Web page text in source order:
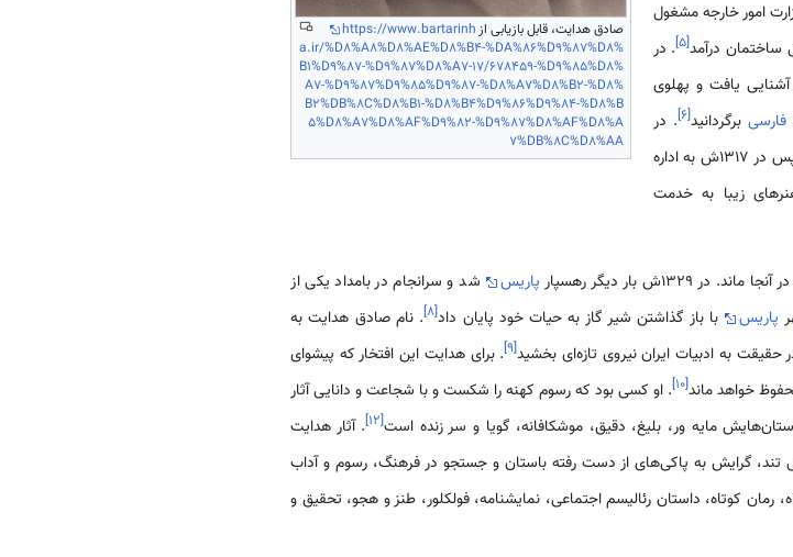
صادق هدایت، قابل بازیابی ازhttps://www.bartarinh
a.ir/%D8%A8%D8%AE%D8%B4-%DA%86%D9%87%D8%
B1%D9%87-%D9%87%D8%A7-17/678459-%D9%85%D8%
A7-%D9%87%D9%85%D9%87-%D8%A7%D8%B2-%D8%
B2%DB%8C%D8%B1-%D8%B4%D9%86%D9%84-%D8%B
5%D8%A7%D8%AF%D9%82-%D9%87%D8%AF%D8%A
7%DB%8C%D8%AA
امور خارجه مشغول
ساختمان درآمد[۵]. در
یافت و پهلوی
فارسیبرگردانید[۶]. در
بازگشت و بار دیگر وارد خدمت بانک ملی شد. سپس در 1317ش به اداره
در دانشکده هنرهای زیبا به خدمت
پاریس
شد و سرانجام در بامداد یکی از
پاریس با باز گذاشتن شیر گاز به حیات خود پایان داد[۸]. نام صادق هدایت به
حقیقت به ادبیات ایران نیروی تازه‌ای بخشید[۹]. برای هدایت این افتخار که پیشوای
خواهد ماند[۱۰]. او کسی بود که رسوم کهنه را شکست و با شجاعت و دانایی آثار
مایه ور، ‌بلیغ، دقیق، موشکافانه، گویا و سر زنده است[۱۲]. آثار هدایت
تند، گرایش به پاکی‌های از دست رفته باستان و جستجو در فرهنگ، ‌رسوم و آداب
کوتاه، ‌داستان رئالیسم اجتماعی، ‌نمایشنامه، ‌فولکلور، ‌طنز و هجو، تحقیق و